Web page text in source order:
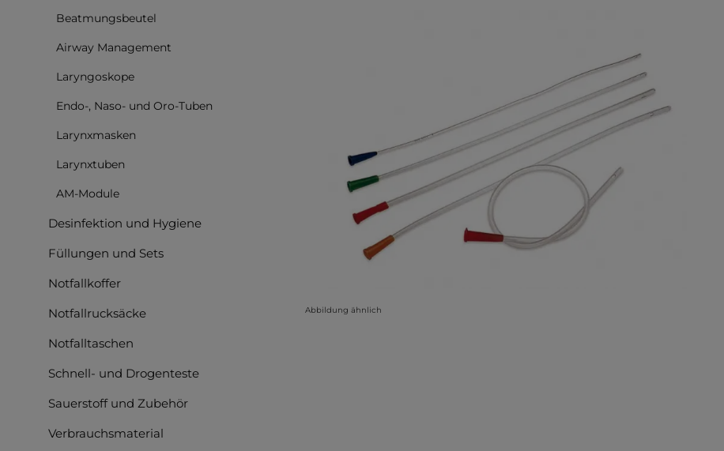
Beatmungsbeutel
Airway Management
Laryngoskope
Endo-, Naso- und Oro-Tuben
Larynxmasken
Larynxtuben
AM-Module
Desinfektion und Hygiene
Füllungen und Sets
Notfallkoffer
Notfallrucksäcke
Notfalltaschen
Schnell- und Drogenteste
Sauerstoff und Zubehör
Verbrauchsmaterial
Abbildung ähnlich